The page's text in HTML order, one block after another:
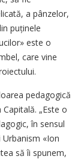
a pânzelor,
puținele
este o
care vine
pedagogică
„Este o
în sensul
«Ion
să îi spunem,